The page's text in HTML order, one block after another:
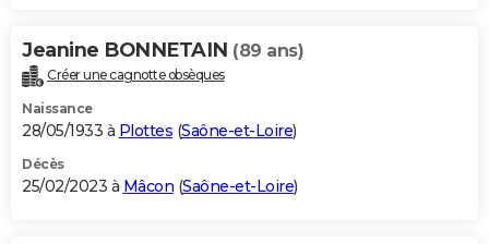
Jeanine BONNETAIN (89 ans)
Créer une cagnotte obsèques
Naissance
28/05/1933 à Plottes (Saône-et-Loire)
Décès
25/02/2023 à Mâcon (Saône-et-Loire)